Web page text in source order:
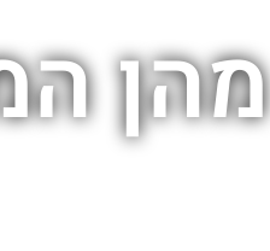
מהן